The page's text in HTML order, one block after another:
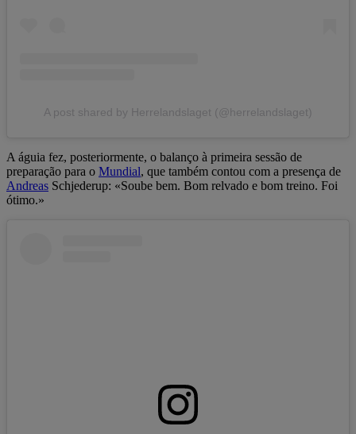
A post shared by Herrelandslaget (@herrelandslaget)
A águia fez, posteriormente, o balanço à primeira sessão de
preparação para o Mundial, que também contou com a presença de
Andreas Schjederup: «Soube bem. Bom relvado e bom treino. Foi
ótimo.»